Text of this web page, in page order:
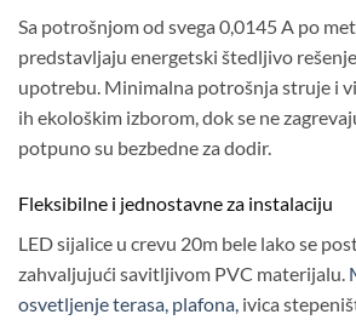
Sa potrošnjom od svega 0,0145 A po
predstavljaju energetski štedljivo
upotrebu. Minimalna potrošnja struje i
ih ekološkim izborom, dok se ne
potpuno su bezbedne za dodir.
Fleksibilne i jednostavne za instalaciju
LED sijalice u crevu 20m bele lako se
zahvaljujući savitljivom PVC materijalu.
osvetljenje terasa, plafona, ivica